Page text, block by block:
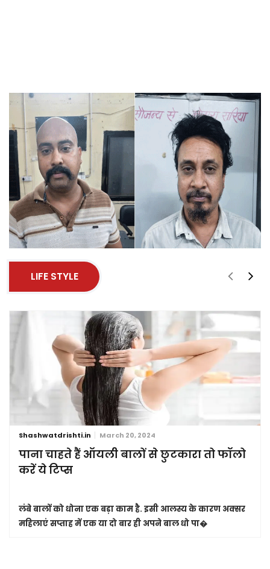
LIFE STYLE
Shashwatdrishti.in March 20, 2024
पाना चाहते हैं ऑयली बालों से छुटकारा तो फॉलो
करें ये टिप्स
लंबे बालों को धोना एक बड़ा काम है. इसी आलस्य के कारण अक्सर
महिलाएं सप्ताह में एक या दो बार ही अपने बाल धो पा�